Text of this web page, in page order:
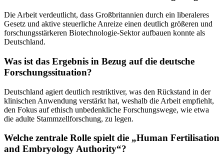
Die Arbeit verdeutlicht, dass Großbritannien durch ein liberaleres
Gesetz und aktive steuerliche Anreize einen deutlich größeren und
forschungsstärkeren Biotechnologie-Sektor aufbauen konnte als
Deutschland.
Was ist das Ergebnis in Bezug auf die deutsche
Forschungssituation?
Deutschland agiert deutlich restriktiver, was den Rückstand in der
klinischen Anwendung verstärkt hat, weshalb die Arbeit empfiehlt,
den Fokus auf ethisch unbedenkliche Forschungswege, wie etwa
die adulte Stammzellforschung, zu legen.
Welche zentrale Rolle spielt die „Human Fertilisation
and Embryology Authority“?